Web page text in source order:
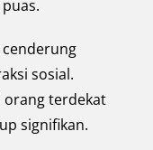
sosial.
orang terdekat
signifikan.